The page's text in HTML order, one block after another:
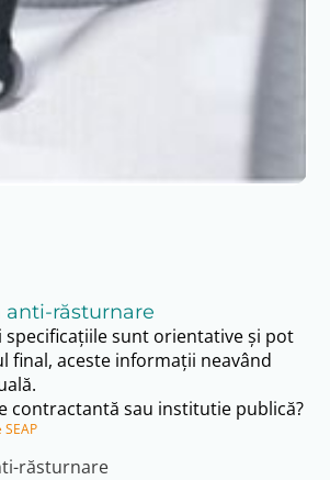
anti-răsturnare
răsturnare
specificațiile sunt orientative și pot
final, aceste informații neavând
contractantă sau institutie publică?